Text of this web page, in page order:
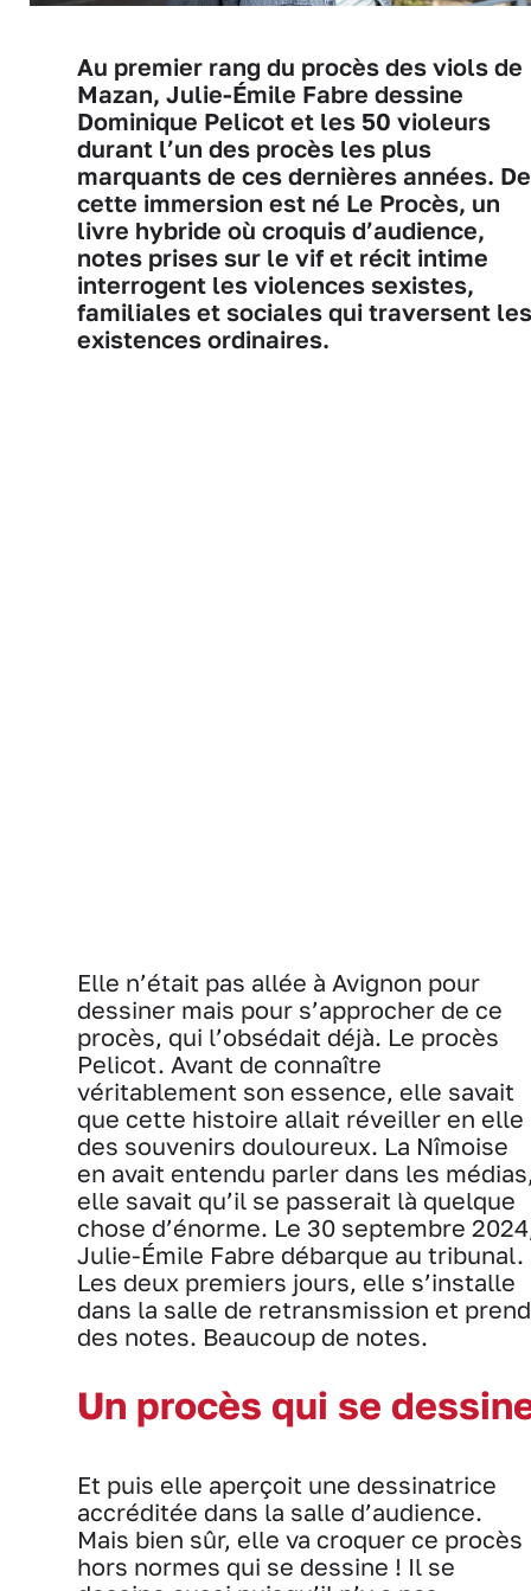
Au premier rang du procès des viols de
Mazan, Julie-Émile Fabre dessine
Dominique Pelicot et les 50 violeurs
durant l’un des procès les plus
marquants de ces dernières années. De
cette immersion est né Le Procès, un
livre hybride où croquis d’audience,
notes prises sur le vif et récit intime
interrogent les violences sexistes,
familiales et sociales qui traversent les
existences ordinaires.
Elle n’était pas allée à Avignon pour
dessiner mais pour s’approcher de ce
procès, qui l’obsédait déjà. Le procès
Pelicot. Avant de connaître
véritablement son essence, elle savait
que cette histoire allait réveiller en elle
des souvenirs douloureux. La Nîmoise
en avait entendu parler dans les
elle savait qu’il se passerait là quelque
chose d’énorme. Le 30 septembre
Julie-Émile Fabre débarque au tribunal.
Les deux premiers jours, elle s’installe
dans la salle de retransmission et prend
des notes. Beaucoup de notes.
Un procès qui se
Et puis elle aperçoit une dessinatrice
accréditée dans la salle d’audience.
Mais bien sûr, elle va croquer ce procès
hors normes qui se dessine ! Il se